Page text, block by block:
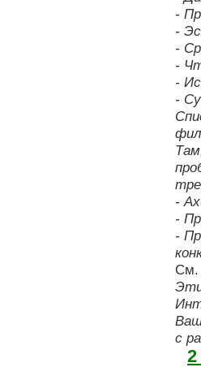
-
-
-
-
-
-
-
-
-
См.
с
2